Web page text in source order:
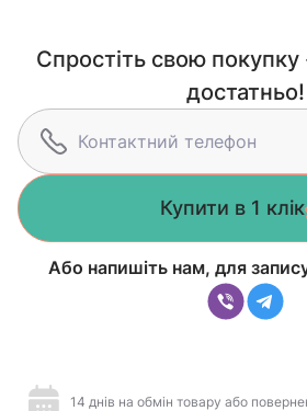
Спростіть свою покупку
достатньо!
Купити в 1 клік
Або напишіть нам, для
14 днів на обмін товару або